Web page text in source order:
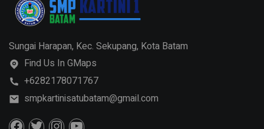
Sungai Harapan, Kec. Sekupang, Kota Batam
Find Us In GMaps
+6282178071767
smpkartinisatubatam@gmail.com